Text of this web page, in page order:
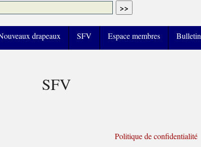
drapeaux SFV Espace membres Bulletin
SFV
Politique de confidentialité